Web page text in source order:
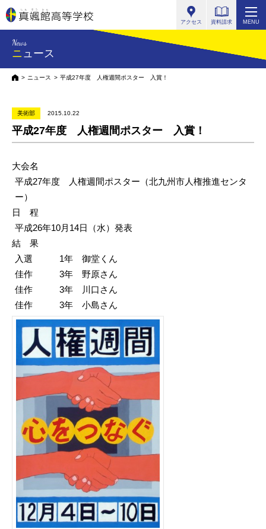
アクセス 資料請求 MENU
News
ニュース
HOMEニュース 平成27年度 人権週間ポスター 入賞！
美術部 2015.10.22
平成27年度 人権週間ポスター 入賞！
大会名
平成27年度 人権週間ポスター（北九州市人権推進センタ
ー）
日 程
平成26年10月14日（水）発表
結 果
入選 1年 御堂くん
佳作 3年 野原さん
佳作 3年 川口さん
佳作 3年 小島さん